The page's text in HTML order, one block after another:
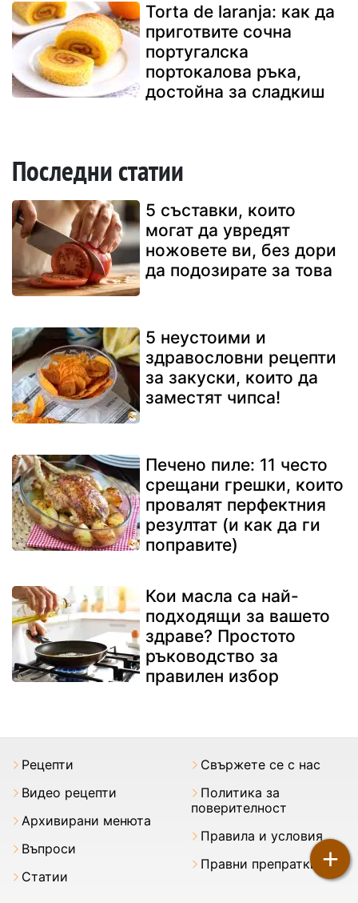
Torta de laranja: как да
приготвите сочна
португалска
портокалова ръка,
достойна за сладкиш
Последни статии
5 съставки, които
могат да увредят
ножовете ви, без дори
да подозирате за това
5 неустоими и
здравословни рецепти
за закуски, които да
заместят чипса!
Печено пиле: 11 често
срещани грешки, които
провалят перфектния
резултат (и как да ги
поправите)
Кои масла са най-
подходящи за вашето
здраве? Простото
ръководство за
правилен избор
+
Рецепти
Видео рецепти
Архивирани менюта
Въпроси
Статии
Свържете се с нас
Политика за
поверителност
Правила и условия
Правни препратки